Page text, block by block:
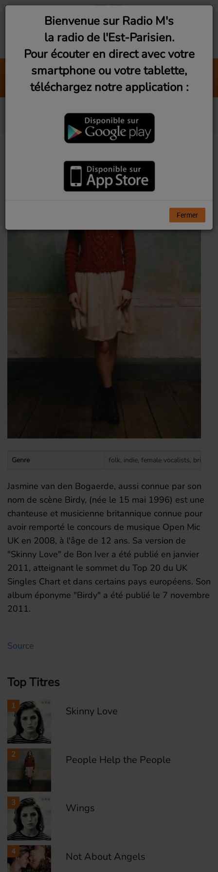
Waterloo
ABBA
Genre folk, indie, female vocalists, british,
Jasmine van den Bogaerde, aussi connue par son
nom de scène Birdy, (née le 15 mai 1996) est une
chanteuse et musicienne britannique connue pour
avoir remporté le concours de musique Open Mic
UK en 2008, à l'âge de 12 ans. Sa version de
"Skinny Love" de Bon Iver a été publié en janvier
2011, atteignant le sommet du Top 20 du UK
Singles Chart et dans certains pays européens. Son
album éponyme "Birdy" a été publié le 7 novembre
2011.
Source
Top Titres
1 Skinny Love
2 People Help the People
3 Wings
4 Not About Angels
Bienvenue sur Radio M's
la radio de l'Est-Parisien.
Pour écouter en direct avec votre
smartphone ou votre tablette,
téléchargez notre application :
Fermer